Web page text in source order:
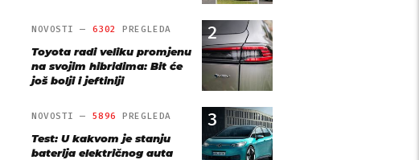
2
NOVOSTI — 6302 PREGLEDA
Toyota radi veliku promjenu
na svojim hibridima: Bit će
još bolji i jeftiniji
3
NOVOSTI — 5896 PREGLEDA
Test: U kakvom je stanju
baterija električnog auta